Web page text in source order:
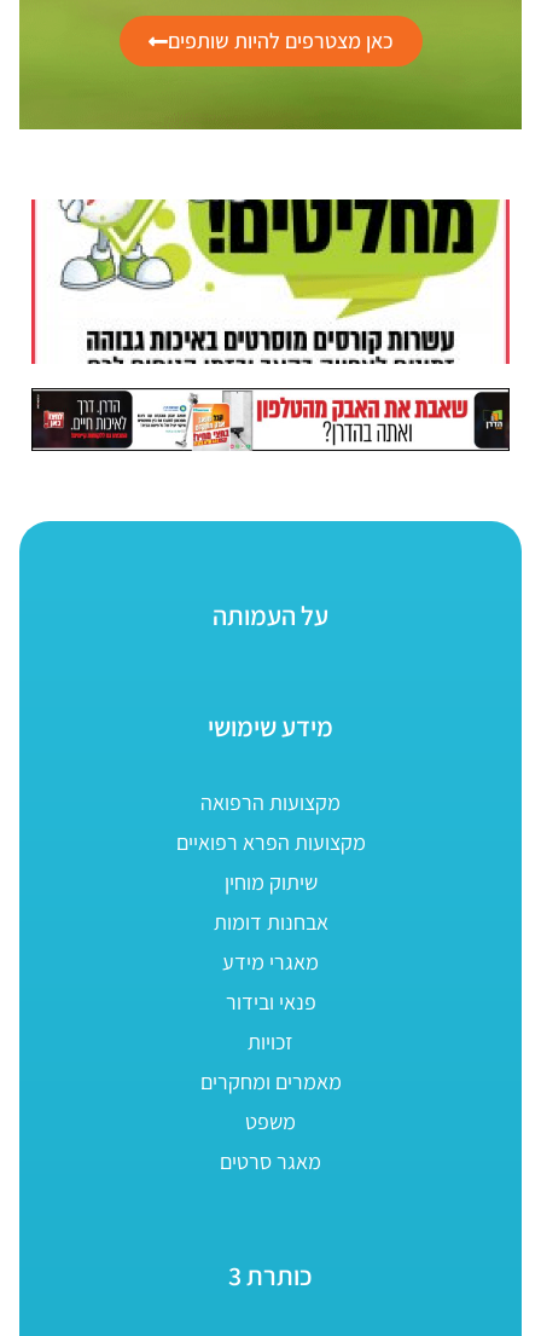
כאן מצטרפים להיות שותפים
על העמותה
מידע שימושי
מקצועות הרפואה
מקצועות הפרא רפואיים
שיתוק מוחין
אבחנות דומות
מאגרי מידע
פנאי ובידור
זכויות
מאמרים ומחקרים
משפט
מאגר סרטים
כותרת 3